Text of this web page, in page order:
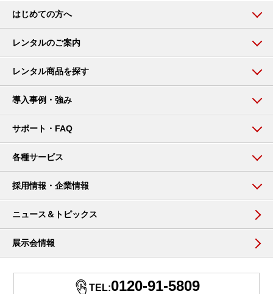
はじめての方へ
レンタルのご案内
レンタル商品を探す
導入事例・強み
サポート・FAQ
各種サービス
採用情報・企業情報
ニュース＆トピックス
展示会情報
TEL:0120-91-5809